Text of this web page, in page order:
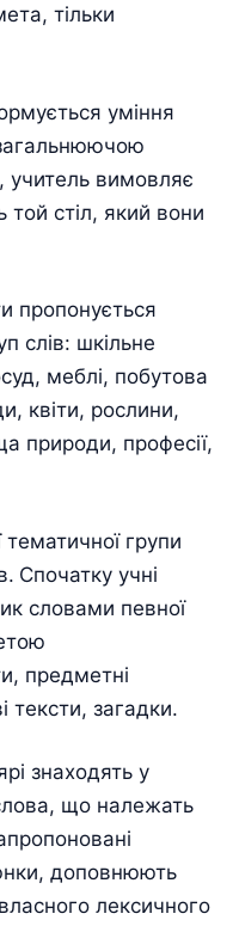
тільки
уміння
вимовляє
той стіл, який вони
пропонується
слів: шкільне
меблі, побутова
квіти, рослини,
природи, професії,
групи
Спочатку учні
словами певної
предметні
тексти, загадки.
знаходять у
що належать
доповнюють
лексичного